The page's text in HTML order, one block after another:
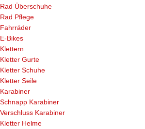
Rad Überschuhe
Rad Pflege
Fahrräder
E-Bikes
Klettern
Kletter Gurte
Kletter Schuhe
Kletter Seile
Karabiner
Schnapp Karabiner
Verschluss Karabiner
Kletter Helme